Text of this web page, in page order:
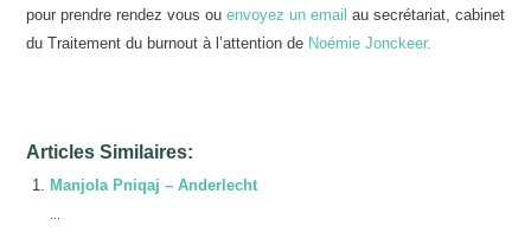
pour prendre rendez vous ou envoyez un email au secrétariat, cabinet
du Traitement du burnout à l’attention de Noémie Jonckeer.
Articles Similaires:
Manjola Pniqaj – Anderlecht